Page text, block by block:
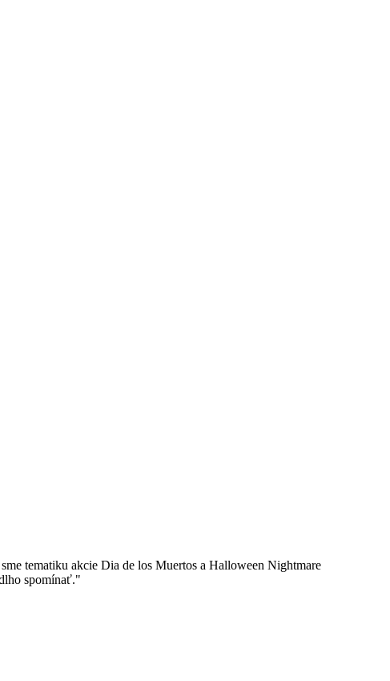
tematiku akcie Dia de los Muertos a Halloween Nightmare
spomínať."